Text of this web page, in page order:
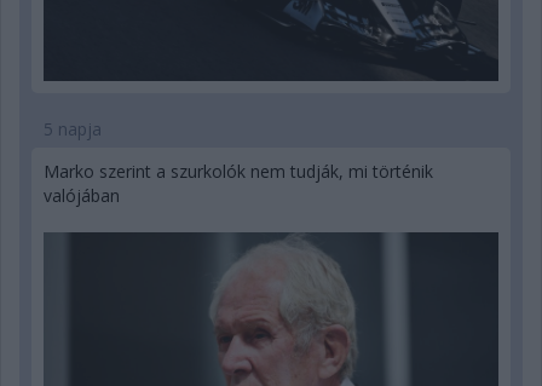
5 napja
Marko szerint a szurkolók nem tudják, mi történik
valójában